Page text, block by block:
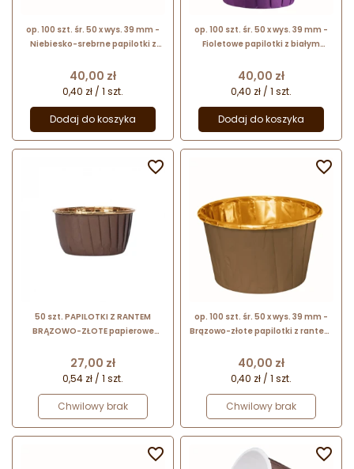
op. 100 szt. śr. 50 x wys. 39 mm -
Niebiesko-srebrne papilotki z
aluminiową do pieczenia
babeczek
Cena
40,00 zł
0,40 zł / 1 szt.
Dodaj do koszyka
op. 100 szt. śr. 50 x wys. 39 mm -
Fioletowe papilotki z białym
pieczenia babeczek
Cena
40,00 zł
0,40 zł / 1 szt.
Dodaj do koszyka
50 szt. PAPILOTKI Z RANTEM
BRĄZOWO-ZŁOTE papierowe
aluminiową powłoką w kolorze
złotym
Cena
27,00 zł
0,54 zł / 1 szt.
Chwilowy brak

op. 100 szt. śr. 50 x wys. 39 mm -
Brązowo-złote papilotki z rantem
do pieczenia babeczek
Cena
40,00 zł
0,40 zł / 1 szt.
Chwilowy brak

 